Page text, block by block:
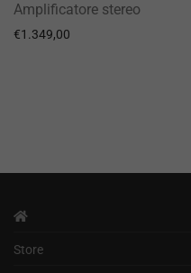
Amplificatore stereo
€1.349,00
Store